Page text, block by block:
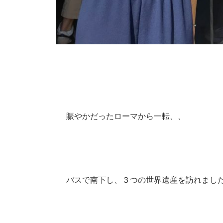
賑やかだったローマから一転、、
バスで南下し、３つの世界遺産を訪れまし